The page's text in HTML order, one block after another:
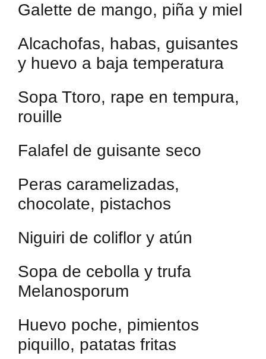
Galette de mango, piña y miel
Alcachofas, habas, guisantes
y huevo a baja temperatura
Sopa Ttoro, rape en tempura,
rouille
Falafel de guisante seco
Peras caramelizadas,
chocolate, pistachos
Niguiri de coliflor y atún
Sopa de cebolla y trufa
Melanosporum
Huevo poche, pimientos
piquillo, patatas fritas